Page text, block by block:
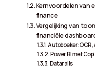
Kernvoordelen van
finance
Vergelijking van
financiële
Autoboeker:
Power BI met
Datarails